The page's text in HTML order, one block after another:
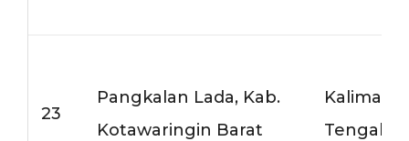
23
Pangkalan Lada, Kab.
Kotawaringin Barat
Tengah